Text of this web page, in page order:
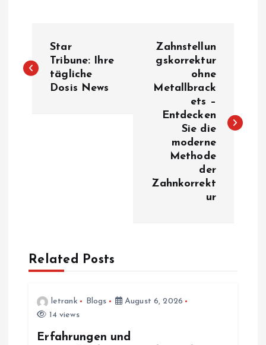
o
g
Star
Tribune: Ihre
tägliche
Dosis News
Zahnstellun
gskorrektur
ohne
Metallbrack
ets –
Entdecken
Sie die
moderne
Methode
der
Zahnkorrekt
ur
Related Posts
letrank Blogs
August 6, 2026
14 views
Erfahrungen und